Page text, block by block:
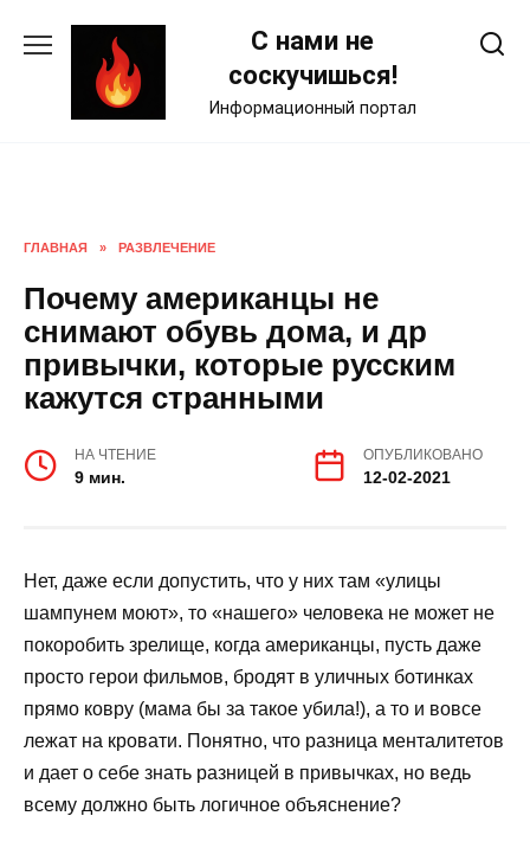
С нами не
соскучишься!
Информационный портал
ГЛАВНАЯ » РАЗВЛЕЧЕНИЕ
Почему американцы не
снимают обувь дома, и др
привычки, которые русским
кажутся странными
НА ЧТЕНИЕ
9 мин.
ОПУБЛИКОВАНО
12-02-2021
Нет, даже если допустить, что у них там «улицы
шампунем моют», то «нашего» человека не может не
покоробить зрелище, когда американцы, пусть даже
просто герои фильмов, бродят в уличных ботинках
прямо ковру (мама бы за такое убила!), а то и вовсе
лежат на кровати. Понятно, что разница менталитетов
и дает о себе знать разницей в привычках, но ведь
всему должно быть логичное объяснение?